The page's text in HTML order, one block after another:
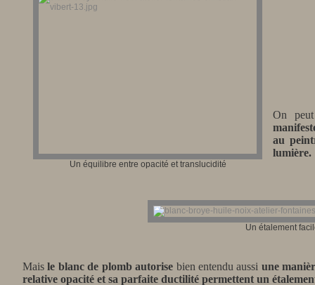
Un équilibre entre opacité et translucidité
On
au
lumière.
Un étalement
Mais le blanc de plomb autorise bien entendu aussi une
relative opacité et sa parfaite ductilité permettent un